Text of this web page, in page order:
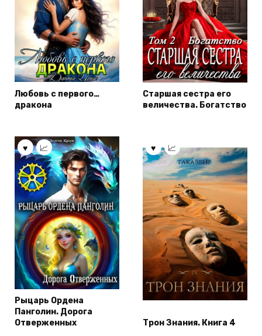
Любовь с первого…
дракона
Старшая сестра его
величества. Богатство
Рыцарь Ордена
Панголин. Дорога
Отверженных
Трон Знания. Книга 4